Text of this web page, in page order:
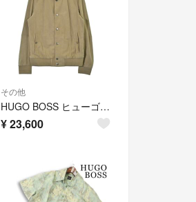
その他
HUGO BOSS ヒューゴボス ブルゾン XXL ベージュ 【古着】【中古】【送料無料】
¥23,600